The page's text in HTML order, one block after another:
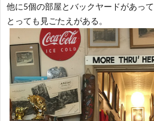
他に5個の部屋とバックヤードがあって
とっても見ごたえがある。